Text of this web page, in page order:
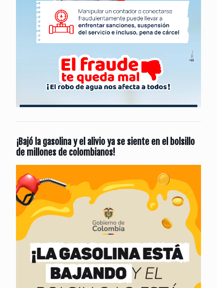
¡Bajó la gasolina y el alivio ya se siente en el bolsillo
de millones de colombianos!
de
vídeo